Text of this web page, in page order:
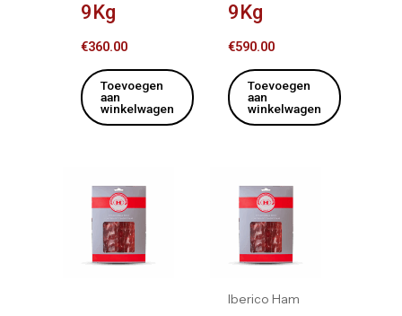
9Kg
€360.00
Toevoegen
aan
winkelwagen
9Kg
€590.00
Toevoegen
aan
winkelwagen
prijs
was:
€17.00.
prijs
is:
€15.00.
Iberico Ham